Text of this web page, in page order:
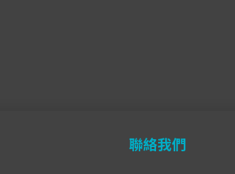
聯絡我們